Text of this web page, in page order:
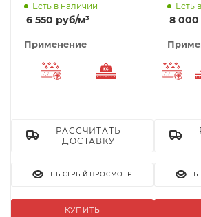
Есть в наличии
6 550 руб/м³
Применение
МорозостойкийТяжелый бетон
КУПИТЬ
РАССЧИТАТЬ
ДОСТАВКУ
БЫСТРЫЙ ПРОСМОТР
Есть
8 000